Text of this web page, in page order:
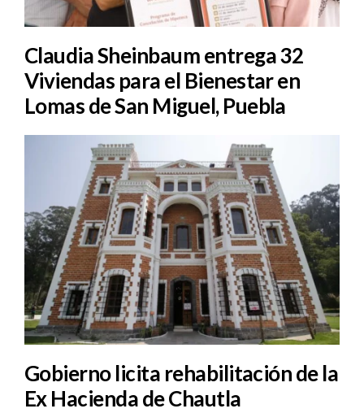
Claudia Sheinbaum entrega 32
Viviendas para el Bienestar en
Lomas de San Miguel, Puebla
Gobierno licita rehabilitación de la
Ex Hacienda de Chautla